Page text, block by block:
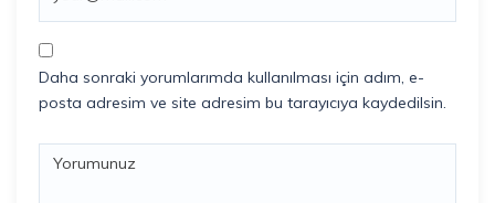
Daha sonraki yorumlarımda kullanılması için adım, e-
posta adresim ve site adresim bu tarayıcıya kaydedilsin.